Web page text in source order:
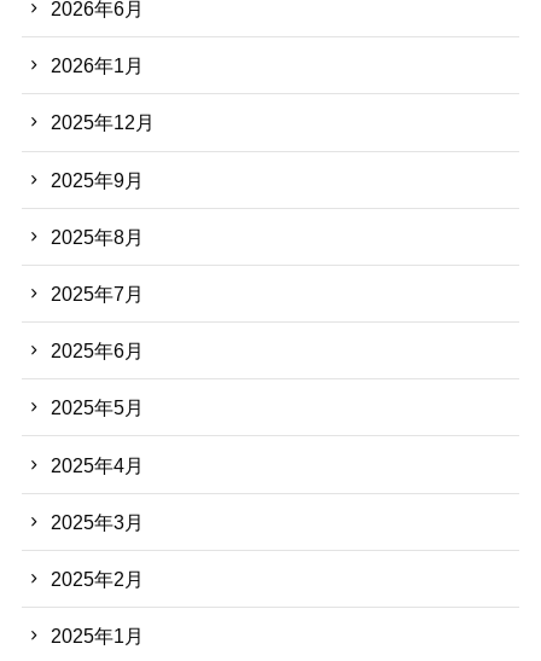
2026年6月
2026年1月
2025年12月
2025年9月
2025年8月
2025年7月
2025年6月
2025年5月
2025年4月
2025年3月
2025年2月
2025年1月